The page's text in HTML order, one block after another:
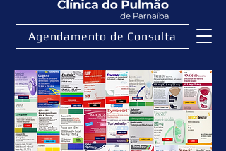
Agendamento de Consulta